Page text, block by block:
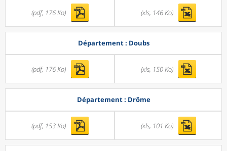
(pdf, 176 Ko) (xls, 146 Ko)
Département : Doubs
(pdf, 176 Ko) (xls, 150 Ko)
Département : Drôme
(pdf, 153 Ko) (xls, 101 Ko)